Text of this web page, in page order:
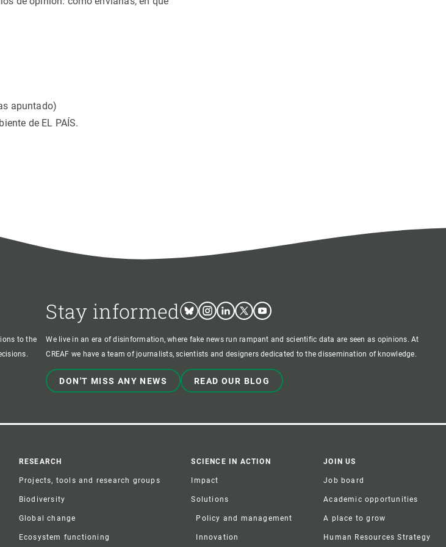
apuntado)
de EL PAÍS.
to the
Stay informed BlueskyInstagram
LinkedinTwitterYoutube
We live in an era of disinformation, where fake news run rampant and scientific data are seen as opinions. At
CREAF we have a team of journalists, scientists and designers dedicated to the dissemination of knowledge.
DON'T MISS ANY NEWS READ OUR BLOG
RESEARCH
Projects, tools and research groups
Biodiversity
Global change
Ecosystem functioning
SCIENCE IN ACTION
Impact
Solutions
Policy and management
Innovation
JOIN US
Job board
Academic opportunities
A place to grow
Human Resources Strategy